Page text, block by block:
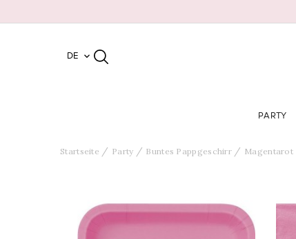
DE 
PARTY
Startseite Party Buntes Pappgeschirr Magentarot